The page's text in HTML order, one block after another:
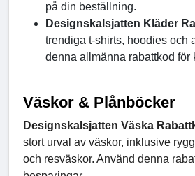
på din beställning.
Designskalsjatten Kläder
trendiga t-shirts, hoodies och
denna allmänna rabattkod för
Väskor & Plånböcker
Designskalsjatten Väska
stort urval av väskor, inklusive
och resväskor. Använd denna